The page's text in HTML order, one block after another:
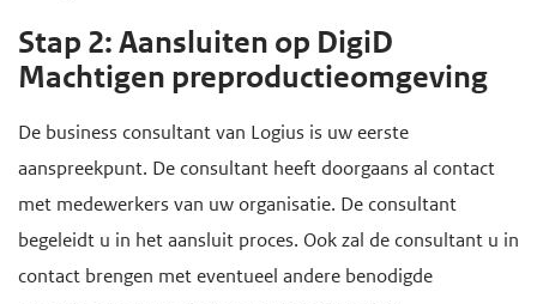
Stap 2: Aansluiten op DigiD
Machtigen preproductieomgeving
De business consultant van Logius is uw eerste
aanspreekpunt. De consultant heeft doorgaans al contact
met medewerkers van uw organisatie. De consultant
begeleidt u in het aansluit proces. Ook zal de consultant u in
contact brengen met eventueel andere benodigde